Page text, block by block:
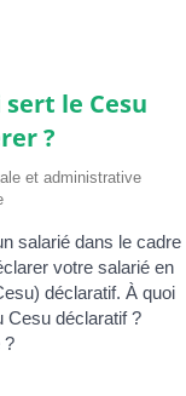
le Cesu
?
et administrative
salarié dans le cadre
votre salarié en
déclaratif. À quoi
Cesu déclaratif ?
?